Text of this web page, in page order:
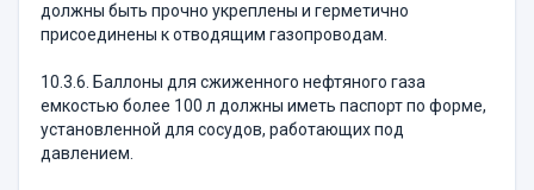
должны быть прочно укреплены и герме­тично
присоединены к отводящим газопроводам.
10.3.6. Баллоны для сжиженного нефтяного газа
емкостью более 100 л должны иметь паспорт по форме,
установленной для сосудов, работающих под
давлением.